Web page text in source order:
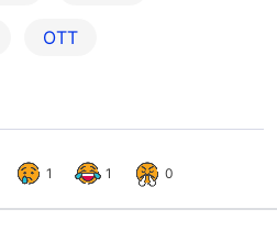
OTT
1 1 0